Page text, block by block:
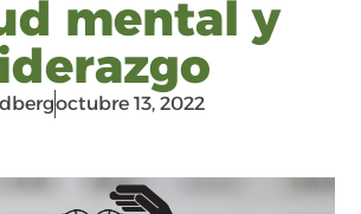
mental y
octubre 13, 2022